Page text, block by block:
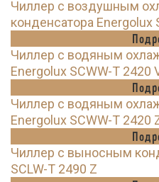
Чиллер с воздушным
конденсатора Energolux
Чиллер с водяным
Energolux SCWW-T 2420
Чиллер с водяным
Energolux SCWW-T 2420
Чиллер с выносным
SCLW-T 2490 Z